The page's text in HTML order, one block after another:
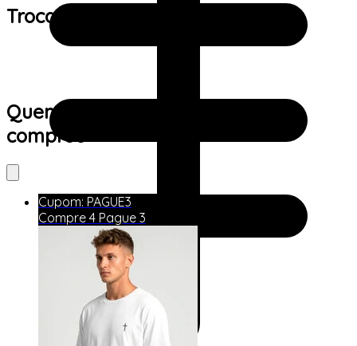
Trocas e devoluções:
Quem viu este produto também
comprou